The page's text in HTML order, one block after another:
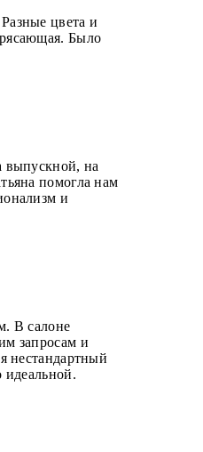
цвета и
Было
выпускной, на
помогла нам
и
В салоне
запросам и
нестандартный
идеальной.